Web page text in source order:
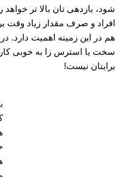
شود، بازدهی تان بالا تر خواهد
افراد و صرف مقدار زیاد وقت
هم در این زمینه اهمیت دارد.
سخت یا استرس زا به خوبی کار
برایتان نیست!